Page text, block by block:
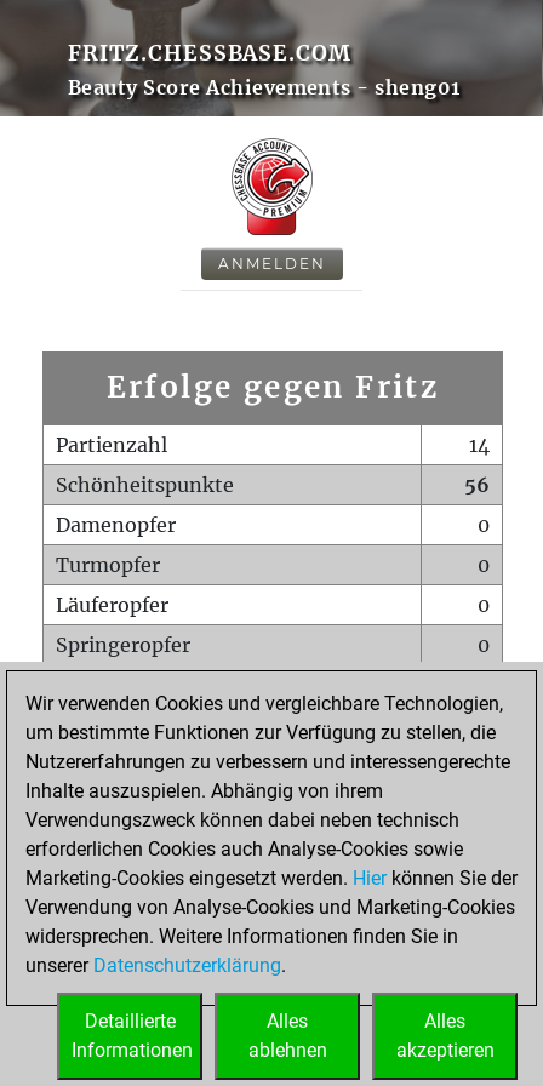
FRITZ.CHESSBASE.COM
Beauty Score Achievements - sheng01
ANMELDEN
Erfolge gegen Fritz
Partienzahl
14
Schönheitspunkte
56
Damenopfer
0
Turmopfer
0
Läuferopfer
0
Springeropfer
0
Matt auf vollem Brett
0
Bauer setzt Matt
0
Erstickte Matts
Unterverwandlungen
Türme auf der siebten
0
STARTSEITE
Wir verwenden Cookies und vergleichbare Technologien,
um bestimmte Funktionen zur Verfügung zu stellen, die
Nutzererfahrungen zu verbessern und interessengerechte
Inhalte auszuspielen. Abhängig von ihrem
Verwendungszweck können dabei neben technisch
erforderlichen Cookies auch Analyse-Cookies sowie
Marketing-Cookies eingesetzt werden. Hierkönnen Sie der
Verwendung von Analyse-Cookies und Marketing-Cookies
widersprechen. Weitere Informationen finden Sie in
unserer Datenschutzerklärung.
Alles
akzeptieren
Alles
ablehnen
Detaillierte
Informationen